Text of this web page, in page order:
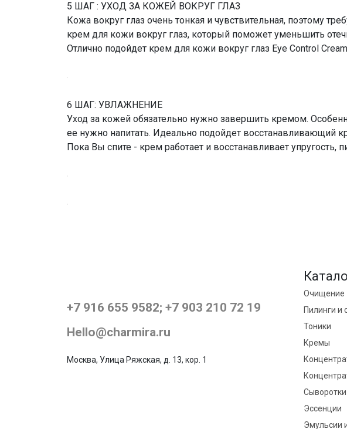
5 ШАГ : УХОД ЗА КОЖЕЙ ВОКРУГ ГЛАЗ
Кожа вокруг глаз очень тонкая и чувствительная, поэтому
крем для кожи вокруг глаз, который поможет уменьшить
Отлично подойдет крем для кожи вокруг глаз Eye Control
6 ШАГ: УВЛАЖНЕНИЕ
Уход за кожей обязательно нужно завершить кремом.
ее нужно напитать. Идеально подойдет восстанавливающий
Пока Вы спите - крем работает и восстанавливает упругость,
+7 916 655 9582; +7 903 210 72 19
Hello@charmira.ru
Москва, Улица Ряжская, д. 13, кор. 1
Очищение
Пилинги и
Тоники
Кремы
Сыворотки
Эссенции
Эмульсии